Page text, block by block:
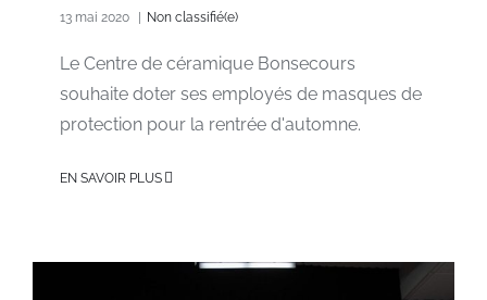
13 mai 2020 | Non classifié(e)
Le Centre de céramique Bonsecours
souhaite doter ses employés de masques de
protection pour la rentrée d'automne.
EN SAVOIR PLUS